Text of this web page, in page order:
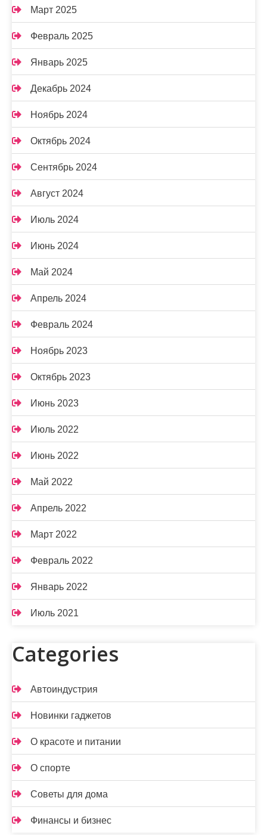
Март 2025
Февраль 2025
Январь 2025
Декабрь 2024
Ноябрь 2024
Октябрь 2024
Сентябрь 2024
Август 2024
Июль 2024
Июнь 2024
Май 2024
Апрель 2024
Февраль 2024
Ноябрь 2023
Октябрь 2023
Июнь 2023
Июль 2022
Июнь 2022
Май 2022
Апрель 2022
Март 2022
Февраль 2022
Январь 2022
Июль 2021
Categories
Автоиндустрия
Новинки гаджетов
О красоте и питании
О спорте
Советы для дома
Финансы и бизнес